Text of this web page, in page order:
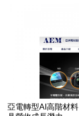
亞電轉型AI高階材